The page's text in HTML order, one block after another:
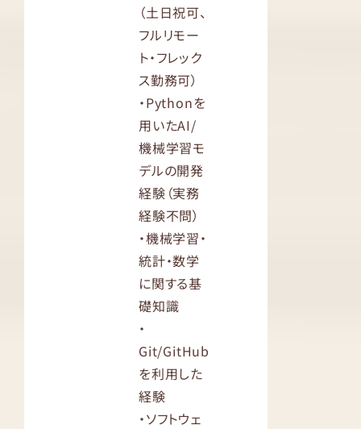
（土日祝可、
フルリモー
ト・フレック
ス勤務可）
・Pythonを
用いたAI/
機械学習モ
デルの開発
経験（実務
経験不問）
・機械学習・
統計・数学
に関する基
礎知識
・
Git/GitHub
を利用した
経験
・ソフトウェ